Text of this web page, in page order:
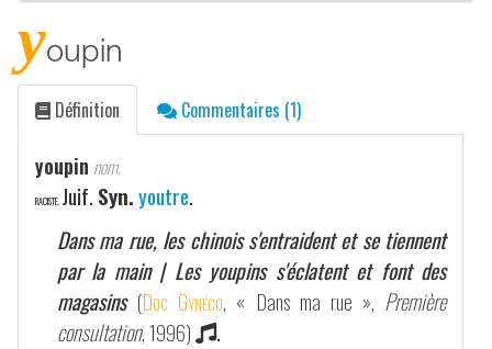
youpin
Définition Commentaires (1)
youpin nom.
RACISTE. Juif. Syn.youtre.
Dans ma rue, les chinois s'entraident et se tiennent
par la main | Les youpins s'éclatent et font des
magasins (Doc Gynéco, « Dans ma rue », Première
consultation, 1996) .